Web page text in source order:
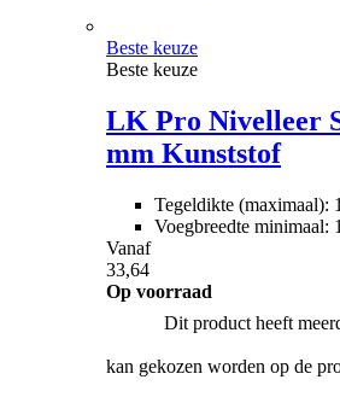
Beste keuze
Beste keuze
LK Pro Nivelleer
mm Kunststof
Tegeldikte (maximaal):
Voegbreedte minimaal:
Vanaf
33,64
Op voorraad
Dit product heeft
kan gekozen worden op de